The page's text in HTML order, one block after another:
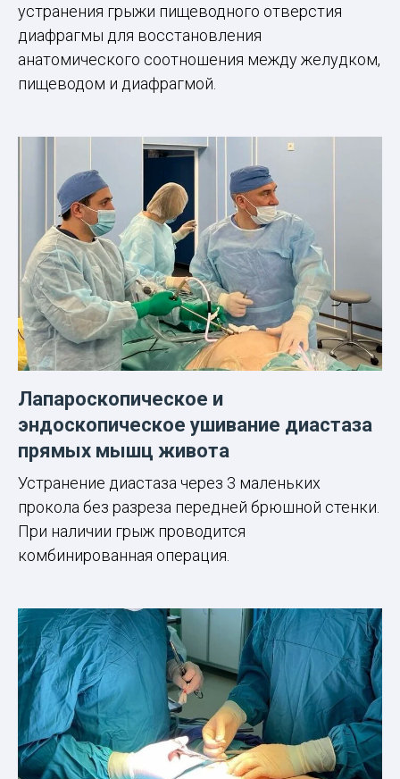
устранения грыжи пищеводного отверстия
диафрагмы для восстановления
анатомического соотношения между желудком,
пищеводом и диафрагмой.
Лапароскопическое и
эндоскопическое ушивание диастаза
прямых мышц живота
Устранение диастаза через 3 маленьких
прокола без разреза передней брюшной стенки.
При наличии грыж проводится
комбинированная операция.